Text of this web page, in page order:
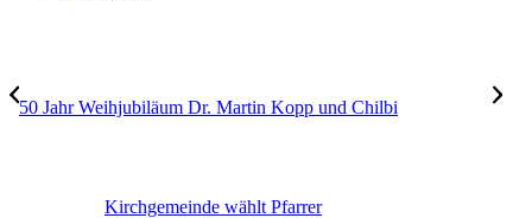
50 Jahr Weihjubiläum Dr. Martin Kopp und Chilbi
Kirchgemeinde wählt Pfarrer